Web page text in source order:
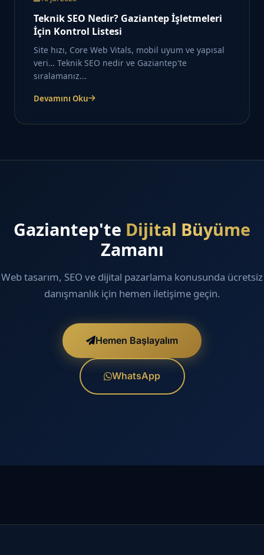
Teknik SEO Nedir? Gaziantep İşletmeleri
İçin Kontrol Listesi
Site hızı, Core Web Vitals, mobil uyum ve yapısal
veri… Teknik SEO nedir ve Gaziantep'te
sıralamanız...
Devamını Oku
Gaziantep'te Dijital Büyüme
Zamanı
Web tasarım, SEO ve dijital pazarlama konusunda ücretsiz
danışmanlık için hemen iletişime geçin.
Hemen Başlayalım
WhatsApp